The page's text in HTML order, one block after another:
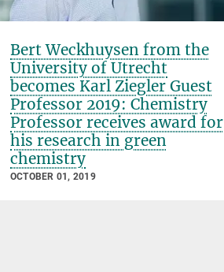
Bert Weckhuysen from the
University of Utrecht
becomes Karl Ziegler Guest
Professor 2019: Chemistry
Professor receives award for
his research in green
chemistry
OCTOBER 01, 2019